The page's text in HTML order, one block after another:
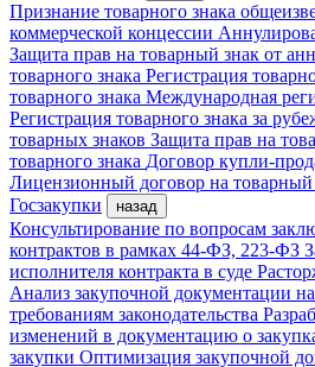
Признание товарного знака
коммерческой концессии
Защита прав на товарный знак от
товарного знака Регистрация
товарного знака Международная
Регистрация товарного знака за
товарных знаков Защита прав на
товарного знака Договор купли-
Лицензионный договор на товарный
Госзакупки
назад
Консультирование по вопросам
контрактов в рамках 44-ФЗ, 223-ФЗ
исполнителя контракта в суде
Анализ закупочной документации
требованиям законодательства
изменений в документацию о
закупки Оптимизация закупочной